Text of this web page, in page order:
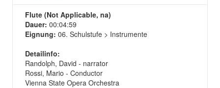
Flute (Not Applicable, na)
Dauer: 00:04:59
Eignung: 06. Schulstufe > Instrumente
Detailinfo:
Randolph, David - narrator
Rossi, Mario - Conductor
Vienna State Opera Orchestra